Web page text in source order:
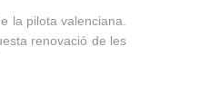
la pilota valenciana.
renovació de les